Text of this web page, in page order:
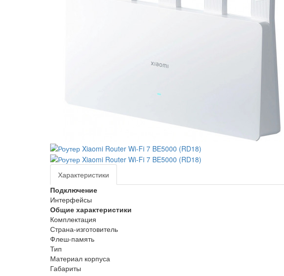
Характеристики
Подключение
Интерфейсы
Общие характеристики
Комплектация
Страна-изготовитель
Флеш-память
Тип
Материал корпуса
Габариты